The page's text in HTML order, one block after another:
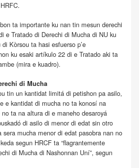
ta importante ku nan tin mesun derechi
e Tratado di Derechi di Mucha di NU ku
Kòrsou ta hasi esfuerso p’e
ku esaki artíkulo 22 di e Tratado aki ta
(mira e kuadro).
di Mucha
tin un kantidat limitá di petishon pa asilo,
e kantidat di mucha no ta konosí na
ta na altura di e maneho desaroyá
di asilo di menor di edat sin otro
sera mucha menor di edat pasobra nan no
segun HRCF ta “flagrantemente
di Mucha di Nashonnan Uní”, segun